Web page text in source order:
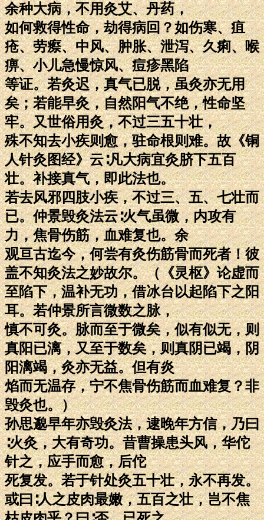
余种大病，不用灸艾、丹药，
如何救得性命，劫得病回？如伤寒、疽
疮、劳瘵、中风、肿胀、泄泻、久痢、喉
痹、小儿急慢惊风、痘疹黑陷
等证。若灸迟，真气已脱，虽灸亦无用
矣；若能早灸，自然阳气不绝，性命坚
牢。又世俗用灸，不过三五十壮，
殊不知去小疾则愈，驻命根则难。故《铜
人针灸图经》云∶凡大病宜灸脐下五百
壮。补接真气，即此法也。
若去风邪四肢小疾，不过三、五、七壮而
已。仲景毁灸法云∶火气虽微，内攻有
力，焦骨伤筋，血难复也。余
观亘古迄今，何尝有灸伤筋骨而死者！彼
盖不知灸法之妙故尔。（《灵枢》论虚而
至陷下，温补无功，借冰台以起陷下之阳
耳。若仲景所言微数之脉，
慎不可灸。脉而至于微矣，似有似无，则
真阳已漓，又至于数矣，则真阴已竭，阴
阳漓竭，灸亦无益。但有炎
焰而无温存，宁不焦骨伤筋而血难复？非
毁灸也。）
孙思邈早年亦毁灸法，逮晚年方信，乃曰
∶火灸，大有奇功。昔曹操患头风，华佗
针之，应手而愈，后佗
死复发。若于针处灸五十壮，永不再发。
或曰∶人之皮肉最嫩，五百之壮，岂不焦